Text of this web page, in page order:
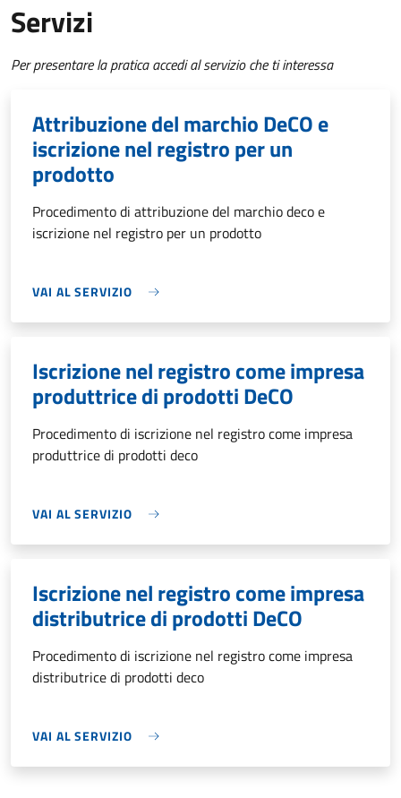
Servizi
Per presentare la pratica accedi al servizio che ti interessa
Attribuzione del marchio DeCO e
iscrizione nel registro per un
prodotto
Procedimento di attribuzione del marchio deco e
iscrizione nel registro per un prodotto
VAI AL SERVIZIO
Iscrizione nel registro come impresa
produttrice di prodotti DeCO
Procedimento di iscrizione nel registro come impresa
produttrice di prodotti deco
VAI AL SERVIZIO
Iscrizione nel registro come impresa
distributrice di prodotti DeCO
Procedimento di iscrizione nel registro come impresa
distributrice di prodotti deco
VAI AL SERVIZIO